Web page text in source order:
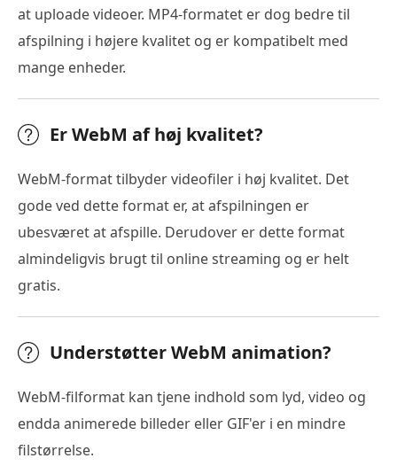
at uploade videoer. MP4-formatet er dog bedre til
afspilning i højere kvalitet og er kompatibelt med
mange enheder.
Er WebM af høj kvalitet?
WebM-format tilbyder videofiler i høj kvalitet. Det
gode ved dette format er, at afspilningen er
ubesværet at afspille. Derudover er dette format
almindeligvis brugt til online streaming og er helt
gratis.
Understøtter WebM animation?
WebM-filformat kan tjene indhold som lyd, video og
endda animerede billeder eller GIF'er i en mindre
filstørrelse.